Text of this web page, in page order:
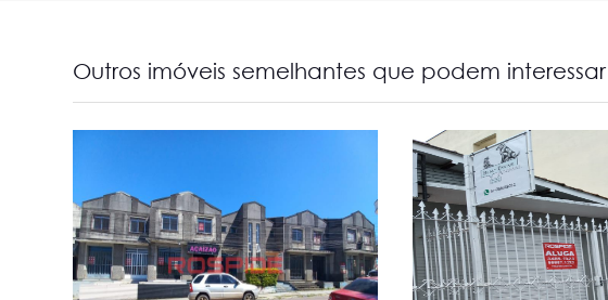
Outros imóveis semelhantes que podem interessar